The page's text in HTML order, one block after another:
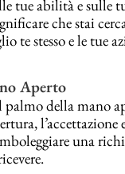
tue abilità e sulle
che stai
te stesso e le tue
Aperto
palmo della mano
l’accettazione
una